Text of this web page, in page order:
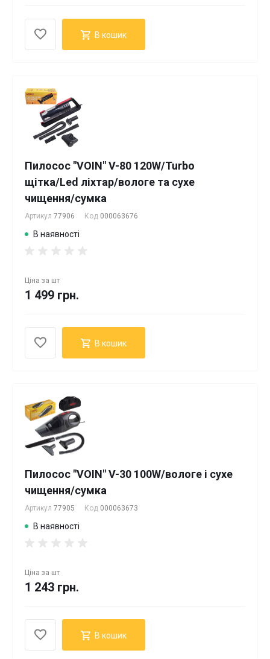
В кошик
Пилосос "VOIN" V-80 120W/Turbo
щітка/Led ліхтар/вологе та сухе
чищення/сумка
Артикул 77906 Код 000063676
В наявності
Ціна за шт
1 499 грн.
В кошик
Пилосос "VOIN" V-30 100W/вологе і сухе
чищення/сумка
Артикул 77905 Код 000063673
В наявності
Ціна за шт
1 243 грн.
В кошик